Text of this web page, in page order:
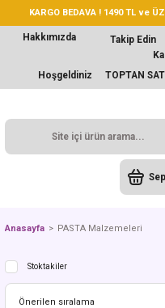
KARGO BEDAVA ! 1490 TL ve
Hakkımızda Takip Edin
Hoşgeldiniz
TOPTAN
Anasayfa PASTA Malzemeleri
Stoktakiler